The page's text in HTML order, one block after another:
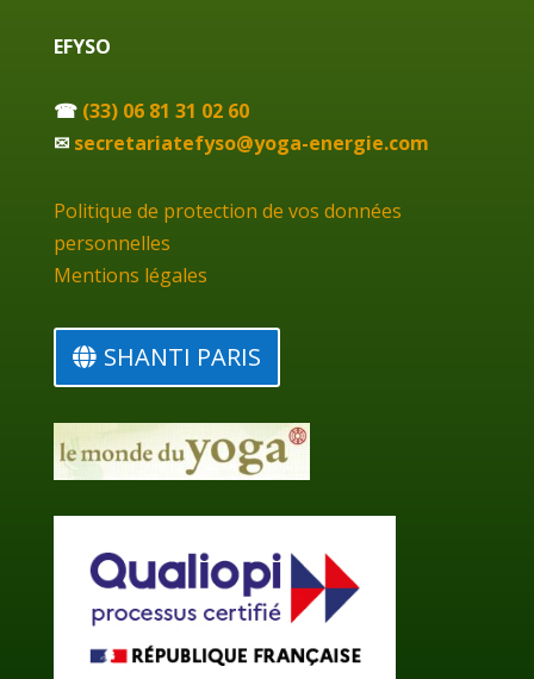
EFYSO
☎ (33) 06 81 31 02 60
✉ secretariatefyso@yoga-energie.com
Politique de protection de vos données
personnelles
Mentions légales
SHANTI PARIS